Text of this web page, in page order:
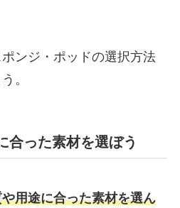
ンジ・ポッドの選択方法
。
合った素材を選ぼう
用途に合った素材を選ん